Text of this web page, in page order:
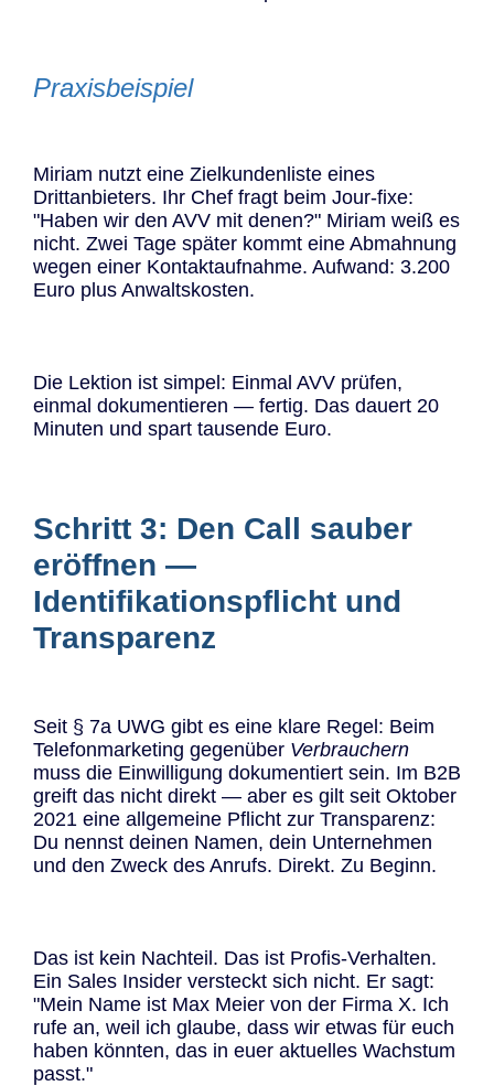
Praxisbeispiel
Miriam nutzt eine Zielkundenliste eines
Drittanbieters. Ihr Chef fragt beim Jour-fixe:
"Haben wir den AVV mit denen?" Miriam weiß es
nicht. Zwei Tage später kommt eine Abmahnung
wegen einer Kontaktaufnahme. Aufwand: 3.200
Euro plus Anwaltskosten.
Die Lektion ist simpel: Einmal AVV prüfen,
einmal dokumentieren — fertig. Das dauert 20
Minuten und spart tausende Euro.
Schritt 3: Den Call sauber
eröffnen —
Identifikationspflicht und
Transparenz
Seit § 7a UWG gibt es eine klare Regel: Beim
Telefonmarketing gegenüber Verbrauchern
muss die Einwilligung dokumentiert sein. Im B2B
greift das nicht direkt — aber es gilt seit Oktober
2021 eine allgemeine Pflicht zur Transparenz:
Du nennst deinen Namen, dein Unternehmen
und den Zweck des Anrufs. Direkt. Zu Beginn.
Das ist kein Nachteil. Das ist Profis-Verhalten.
Ein Sales Insider versteckt sich nicht. Er sagt:
"Mein Name ist Max Meier von der Firma X. Ich
rufe an, weil ich glaube, dass wir etwas für euch
haben könnten, das in euer aktuelles Wachstum
passt."